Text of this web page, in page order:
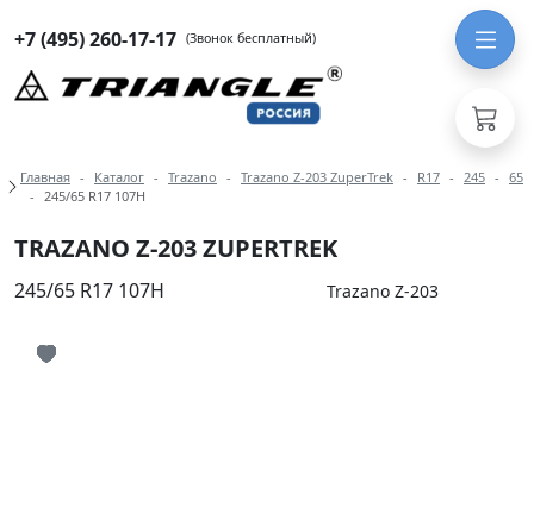
+7 (495) 260-17-17 (Звонок бесплатный)
Навигация по разделам модели
Главная Каталог Trazano Trazano Z-203 ZuperTrek R17 245
65
245/65 R17 107H
TRAZANO Z-203 ZUPERTREK
245/65 R17 107H Trazano Z-203